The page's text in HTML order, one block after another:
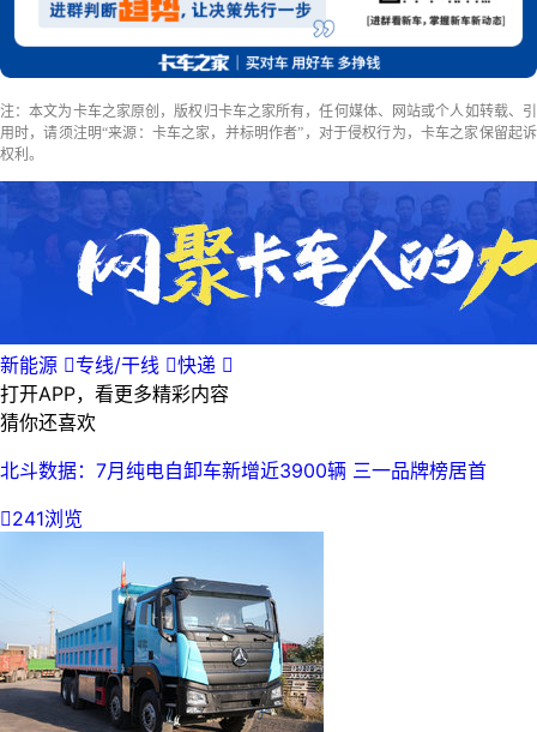
注：本文为卡车之家原创，版权归卡车之家所有，任何媒体、网站或个人如转载、引
用时，请须注明“来源：卡车之家，并标明作者”，对于侵权行为，卡车之家保留起诉
权利。
新能源 专线/干线 快递 
打开APP，看更多精彩内容
猜你还喜欢
北斗数据：7月纯电自卸车新增近3900辆 三一品牌榜居首
241浏览